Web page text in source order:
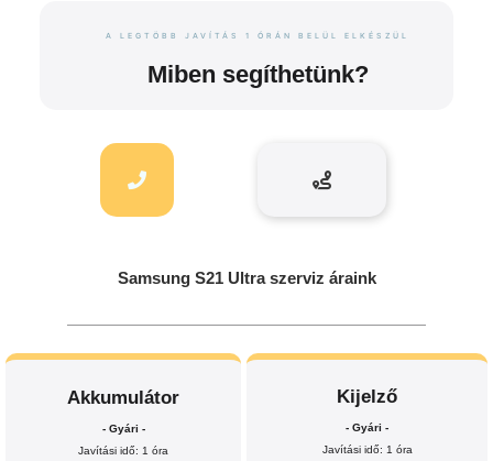
A LEGTÖBB JAVÍTÁS 1 ÓRÁN BELÜL ELKÉSZÜL
Miben segíthetünk?
Samsung S21 Ultra szerviz áraink
Akkumulátor
- Gyári -
Javítási idő: 1 óra
Kijelző
- Gyári -
Javítási idő: 1 óra